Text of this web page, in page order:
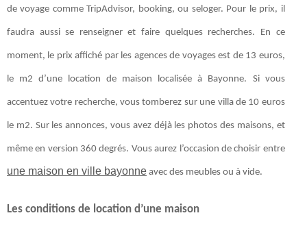
de voyage comme TripAdvisor, booking, ou seloger. Pour le prix, il
faudra aussi se renseigner et faire quelques recherches. En ce
moment, le prix affiché par les agences de voyages est de 13 euros,
le m2 d’une location de maison localisée à Bayonne. Si vous
accentuez votre recherche, vous tomberez sur une villa de 10 euros
le m2. Sur les annonces, vous avez déjà les photos des maisons, et
même en version 360 degrés. Vous aurez l’occasion de choisir entre
une maison en ville bayonne avec des meubles ou à vide.
Les conditions de location d’une maison